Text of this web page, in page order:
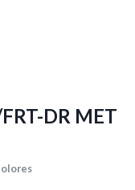
DR MET